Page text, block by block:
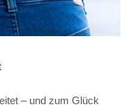
– und zum Glück